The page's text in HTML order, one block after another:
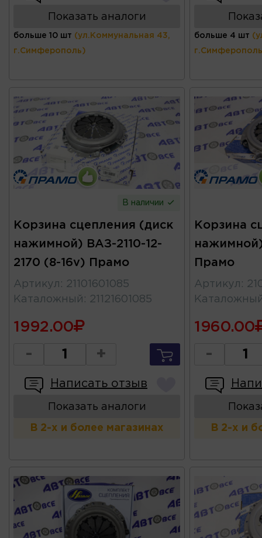
Показать аналоги
больше 10 шт (ул.Коммунальная 43,
г.Симферополь)
больше 4 шт
В наличии
Корзина сцепления (диск
нажимной) ВАЗ-2110-12-
2170 (8-16v) Прамо
Артикул : 21101601085
Каталожный : 21121601085
1992.00
- +
Написать отзыв
Показать аналоги
В 2-х и более магазинах
Корзина
Прамо
Артикул :
1960.00
-
В 2-х и